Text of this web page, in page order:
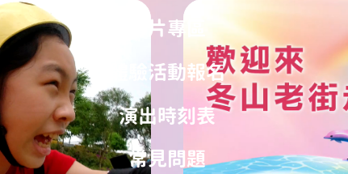
影片專區
體驗活動報名
演出時刻表
常見問題